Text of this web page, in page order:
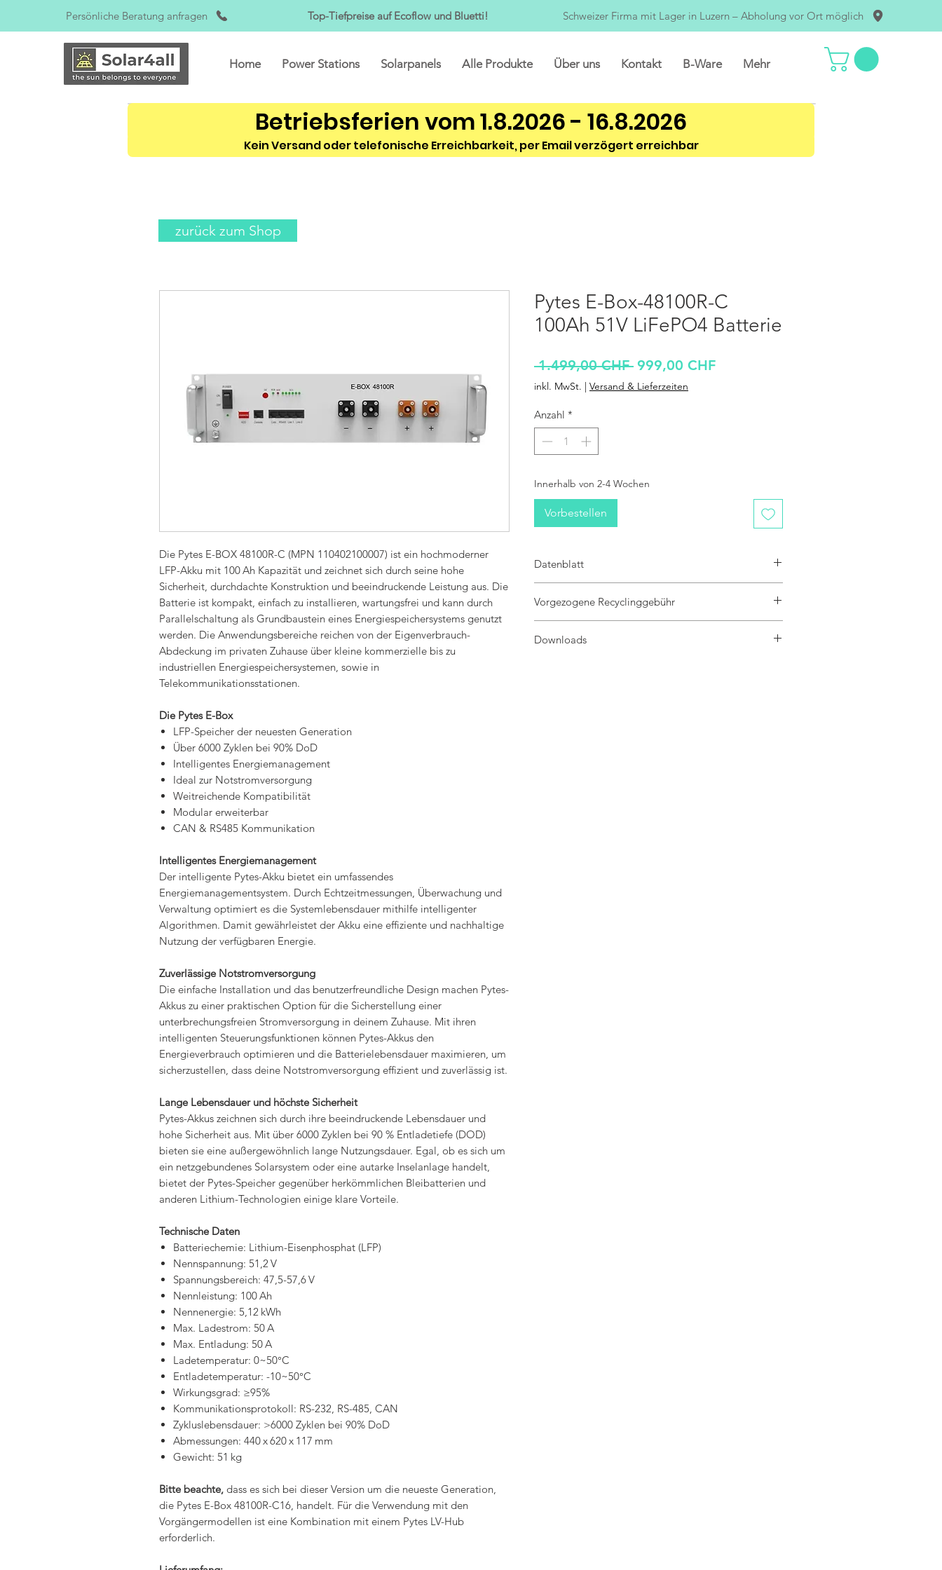
Persönliche Beratung anfragen Schweizer Firma mit Lager in Luzern – Abholung vor Ort möglich
Top-Tiefpreise auf Ecoflow und Bluetti!
Home Power Stations Solarpanels Alle Produkte Über uns Kontakt B-Ware Mehr
Betriebsferien vom 1.8.2026 - 16.8.2026
Kein Versand oder telefonische Erreichbarkeit, per Email verzögert erreichbar
zurück zum Shop
Die Pytes E-BOX 48100R-C (MPN 110402100007) ist ein hochmoderner
LFP-Akku mit 100 Ah Kapazität und zeichnet sich durch seine hohe
Sicherheit, durchdachte Konstruktion und beeindruckende Leistung aus. Die
Batterie ist kompakt, einfach zu installieren, wartungsfrei und kann durch
Parallelschaltung als Grundbaustein eines Energiespeichersystems genutzt
werden. Die Anwendungsbereiche reichen von der Eigenverbrauch-
Abdeckung im privaten Zuhause über kleine kommerzielle bis zu
industriellen Energiespeichersystemen, sowie in
Telekommunikationsstationen.
Die Pytes E-Box
LFP-Speicher der neuesten Generation
Über 6000 Zyklen bei 90% DoD
Intelligentes Energiemanagement
Ideal zur Notstromversorgung
Weitreichende Kompatibilität
Modular erweiterbar
CAN & RS485 Kommunikation
Intelligentes Energiemanagement
Der intelligente Pytes-Akku bietet ein umfassendes
Energiemanagementsystem. Durch Echtzeitmessungen, Überwachung und
Verwaltung optimiert es die Systemlebensdauer mithilfe intelligenter
Algorithmen. Damit gewährleistet der Akku eine effiziente und nachhaltige
Nutzung der verfügbaren Energie.
Zuverlässige Notstromversorgung
Die einfache Installation und das benutzerfreundliche Design machen Pytes-
Akkus zu einer praktischen Option für die Sicherstellung einer
unterbrechungsfreien Stromversorgung in deinem Zuhause. Mit ihren
intelligenten Steuerungsfunktionen können Pytes-Akkus den
Energieverbrauch optimieren und die Batterielebensdauer maximieren, um
sicherzustellen, dass deine Notstromversorgung effizient und zuverlässig ist.
Lange Lebensdauer und höchste Sicherheit
Pytes-Akkus zeichnen sich durch ihre beeindruckende Lebensdauer und
hohe Sicherheit aus. Mit über 6000 Zyklen bei 90 % Entladetiefe (DOD)
bieten sie eine außergewöhnlich lange Nutzungsdauer. Egal, ob es sich um
ein netzgebundenes Solarsystem oder eine autarke Inselanlage handelt,
bietet der Pytes-Speicher gegenüber herkömmlichen Bleibatterien und
anderen Lithium-Technologien einige klare Vorteile.
Technische Daten
Batteriechemie: Lithium-Eisenphosphat (LFP)
Nennspannung: 51,2 V
Spannungsbereich: 47,5-57,6 V
Nennleistung: 100 Ah
Nennenergie: 5,12 kWh
Max. Ladestrom: 50 A
Max. Entladung: 50 A
Ladetemperatur: 0~50°C
Entladetemperatur: -10~50°C
Wirkungsgrad: ≥95%
Kommunikationsprotokoll: RS-232, RS-485, CAN
Zykluslebensdauer: >6000 Zyklen bei 90% DoD
Abmessungen: 440 x 620 x 117 mm
Gewicht: 51 kg
Bitte beachte, dass es sich bei dieser Version um die neueste Generation,
die Pytes E-Box 48100R-C16, handelt. Für die Verwendung mit den
Vorgängermodellen ist eine Kombination mit einem Pytes LV-Hub
erforderlich.
Pytes E-Box-48100R-C
100Ah 51V LiFePO4 Batterie
1.499,00 CHF Standardpreis
999,00 CHFSale-
inkl. MwSt. | Versand & Lieferzeiten
Anzahl *
Innerhalb von 2-4 Wochen
Vorbestellen
Datenblatt
Batterietyp:LiFePO4
Gewicht:51kg
Vorgezogene Recyclinggebühr
Downloads